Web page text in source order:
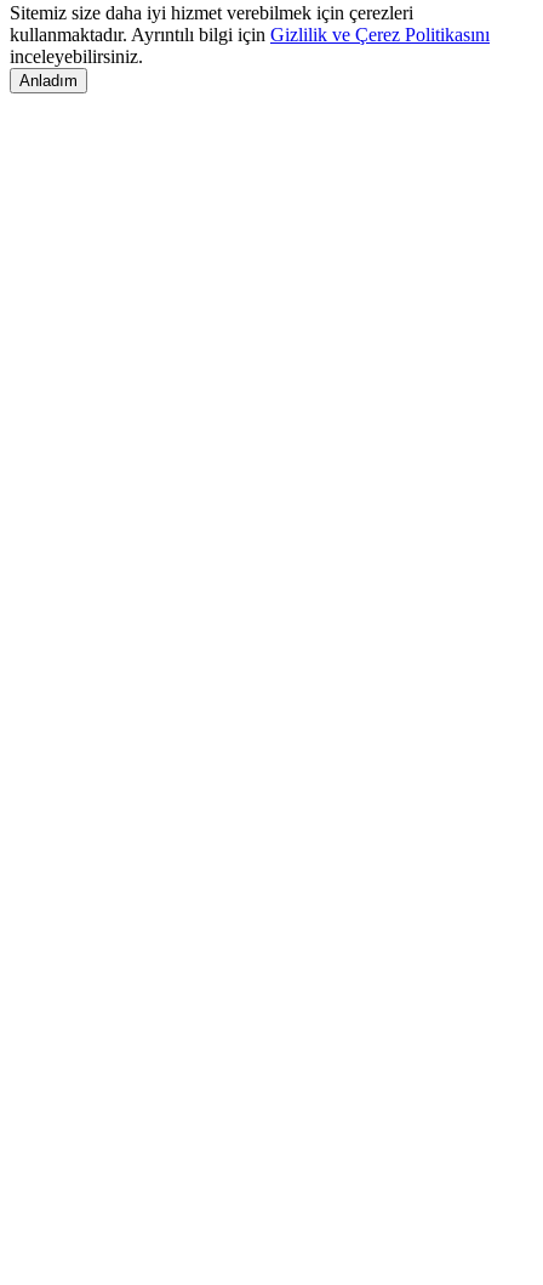
Sitemiz size daha iyi hizmet verebilmek için çerezleri
kullanmaktadır. Ayrıntılı bilgi için Gizlilik ve Çerez Politikasını
inceleyebilirsiniz.
Anladım